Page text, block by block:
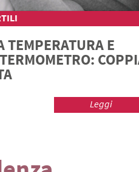
TEMPERATURA E
Leggi